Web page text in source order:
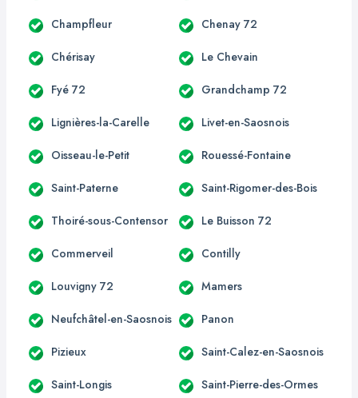
Champfleur Chenay 72
Chérisay Le Chevain
Fyé 72 Grandchamp 72
Lignières-la-Carelle Livet-en-Saosnois
Oisseau-le-Petit Rouessé-Fontaine
Saint-Paterne Saint-Rigomer-des-Bois
Thoiré-sous-Contensor Le Buisson 72
Commerveil Contilly
Louvigny 72 Mamers
Neufchâtel-en-Saosnois Panon
Pizieux Saint-Calez-en-Saosnois
Saint-Longis Saint-Pierre-des-Ormes